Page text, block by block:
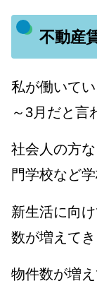
不動産
私が働いて
～3月だと言
社会人の方
門学校など
新生活に向
数が増えてき
物件数が増